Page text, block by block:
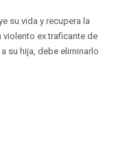
su vida y recupera la
ex traficante de
su hija, debe eliminarlo